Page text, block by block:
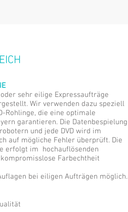
sehr eilige Expressaufträge
Wir verwenden dazu speziell
Rohlinge, die eine optimale
garantieren. Die Datenbespielung
und jede DVD wird im
auf mögliche Fehler überprüft. Die
erfolgt im hochauflösenden
Farbechtheit
bei eiligen Aufträgen möglich.